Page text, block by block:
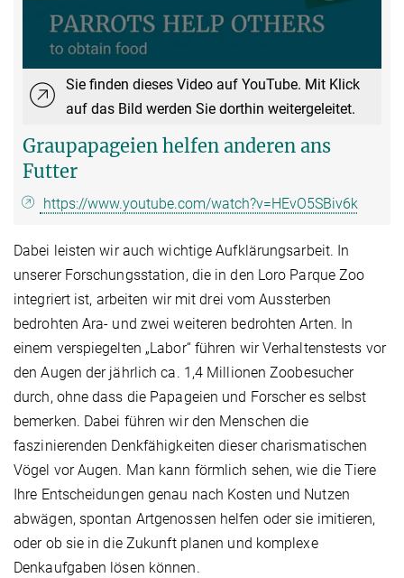
Sie finden dieses Video auf YouTube. Mit Klick
auf das Bild werden Sie dorthin weitergeleitet.
Graupapageien helfen anderen ans
Futter
https://www.youtube.com/watch?v=HEvO5SBiv6k
Dabei leisten wir auch wichtige Aufklärungsarbeit. In
unserer Forschungsstation, die in den Loro Parque Zoo
integriert ist, arbeiten wir mit drei vom Aussterben
bedrohten Ara- und zwei weiteren bedrohten Arten. In
einem verspiegelten „Labor“ führen wir Verhaltenstests vor
den Augen der jährlich ca. 1,4 Millionen Zoobesucher
durch, ohne dass die Papageien und Forscher es selbst
bemerken. Dabei führen wir den Menschen die
faszinierenden Denkfähigkeiten dieser charismatischen
Vögel vor Augen. Man kann förmlich sehen, wie die Tiere
Ihre Entscheidungen genau nach Kosten und Nutzen
abwägen, spontan Artgenossen helfen oder sie imitieren,
oder ob sie in die Zukunft planen und komplexe
Denkaufgaben lösen können.